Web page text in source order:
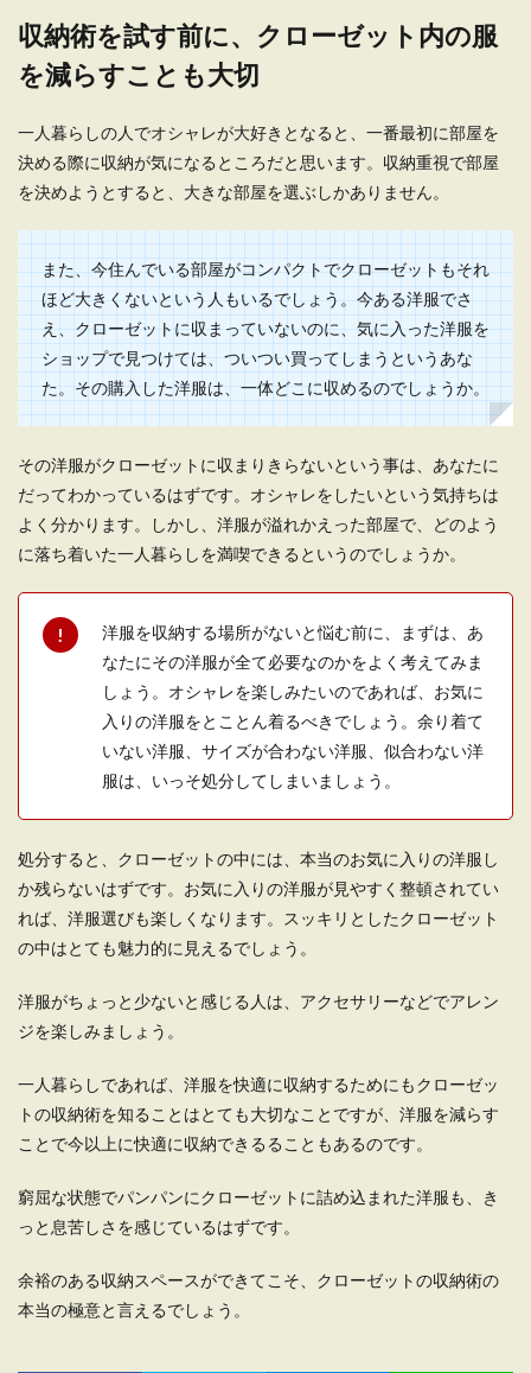
収納術を試す前に、クローゼット内の服
を減らすことも大切
一人暮らしの人でオシャレが大好きとなると、一番最初に部屋を
決める際に収納が気になるところだと思います。収納重視で部屋
を決めようとすると、大きな部屋を選ぶしかありません。
また、今住んでいる部屋がコンパクトでクローゼットもそれ
ほど大きくないという人もいるでしょう。今ある洋服でさ
え、クローゼットに収まっていないのに、気に入った洋服を
ショップで見つけては、ついつい買ってしまうというあな
た。その購入した洋服は、一体どこに収めるのでしょうか。
その洋服がクローゼットに収まりきらないという事は、あなたに
だってわかっているはずです。オシャレをしたいという気持ちは
よく分かります。しかし、洋服が溢れかえった部屋で、どのよう
に落ち着いた一人暮らしを満喫できるというのでしょうか。
洋服を収納する場所がないと悩む前に、まずは、あ
なたにその洋服が全て必要なのかをよく考えてみま
しょう。オシャレを楽しみたいのであれば、お気に
入りの洋服をとことん着るべきでしょう。余り着て
いない洋服、サイズが合わない洋服、似合わない洋
服は、いっそ処分してしまいましょう。
処分すると、クローゼットの中には、本当のお気に入りの洋服し
か残らないはずです。お気に入りの洋服が見やすく整頓されてい
れば、洋服選びも楽しくなります。スッキリとしたクローゼット
の中はとても魅力的に見えるでしょう。
洋服がちょっと少ないと感じる人は、アクセサリーなどでアレン
ジを楽しみましょう。
一人暮らしであれば、洋服を快適に収納するためにもクローゼッ
トの収納術を知ることはとても大切なことですが、洋服を減らす
ことで今以上に快適に収納できるることもあるのです。
窮屈な状態でパンパンにクローゼットに詰め込まれた洋服も、き
っと息苦しさを感じているはずです。
余裕のある収納スペースができてこそ、クローゼットの収納術の
本当の極意と言えるでしょう。